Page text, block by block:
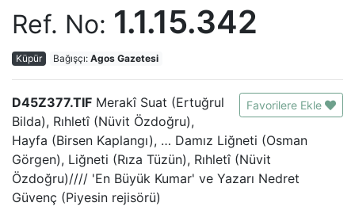
Ref. No: 1.1.15.342
Küpür Bağışçı: Agos Gazetesi
Favorilere Ekle
D45Z377.TIF Merakî Suat (Ertuğrul
Bilda), Rıhletî (Nüvit Özdoğru),
Hayfa (Birsen Kaplangı), … Damız Liğneti (Osman
Görgen), Liğneti (Rıza Tüzün), Rıhletî (Nüvit
Özdoğru)//// 'En Büyük Kumar' ve Yazarı Nedret
Güvenç (Piyesin rejisörü)